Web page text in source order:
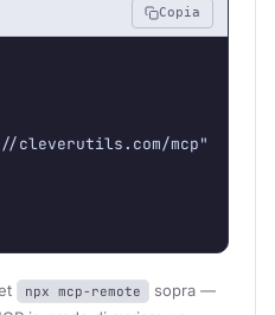
Copia
cleverutils.com/mcp"
npx mcp-remote
sopra —